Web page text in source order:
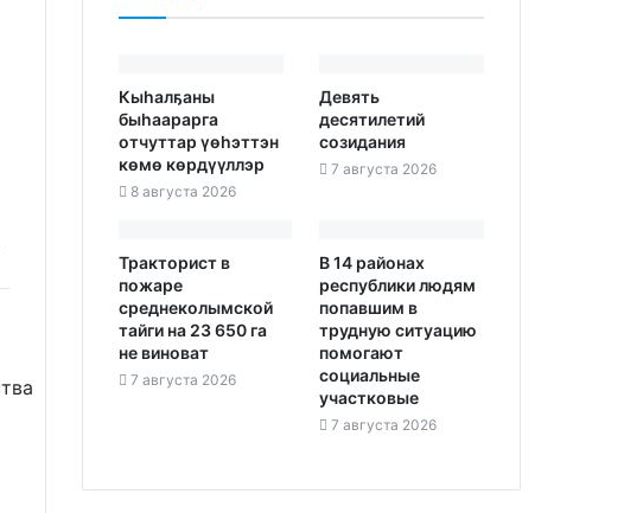
Кыһалҕаны
быһаарарга
отчуттар үөһэттэн
көмө көрдүүллэр
8 августа 2026
Девять
десятилетий
созидания
7 августа 2026
Тракторист в
пожаре
среднеколымской
тайги на 23 650 га
не виноват
7 августа 2026
В 14 районах
республики людям
попавшим в
трудную ситуацию
помогают
социальные
участковые
7 августа 2026